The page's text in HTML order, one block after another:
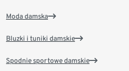
Moda damska
Bluzki i tuniki damskie
Spodnie sportowe damskie